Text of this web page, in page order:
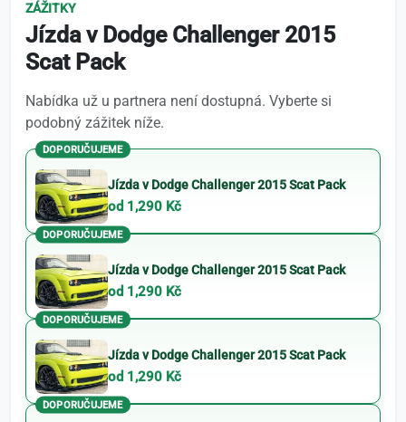
ZÁŽITKY
Jízda v Dodge Challenger 2015
Scat Pack
Nabídka už u partnera není dostupná. Vyberte si
podobný zážitek níže.
DOPORUČUJEME
Jízda v Dodge Challenger 2015 Scat Pack
od 1,290 Kč
DOPORUČUJEME
Jízda v Dodge Challenger 2015 Scat Pack
od 1,290 Kč
DOPORUČUJEME
Jízda v Dodge Challenger 2015 Scat Pack
od 1,290 Kč
DOPORUČUJEME